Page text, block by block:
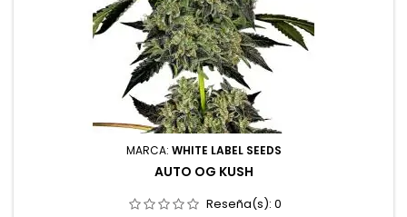
MARCA: WHITE LABEL SEEDS
AUTO OG KUSH
Reseña(s): 0